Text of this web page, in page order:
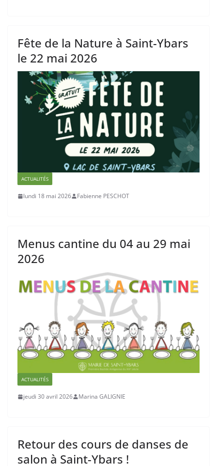
Fête de la Nature à Saint-Ybars
le 22 mai 2026
ACTUALITÉS
lundi 18 mai 2026 Fabienne PESCHOT
Menus cantine du 04 au 29 mai
2026
ACTUALITÉS
jeudi 30 avril 2026 Marina GALIGNIE
Retour des cours de danses de
salon à Saint-Ybars !